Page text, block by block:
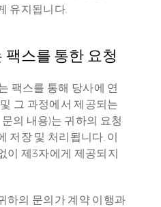
유지됩니다.
팩스를 통한 요청
팩스를 통해 당사에 연
그 과정에서 제공되는
의 내용)는 귀하의 요청
저장 및 처리됩니다. 이
이 제3자에게 제공되지
하의 문의가 계약 이행과